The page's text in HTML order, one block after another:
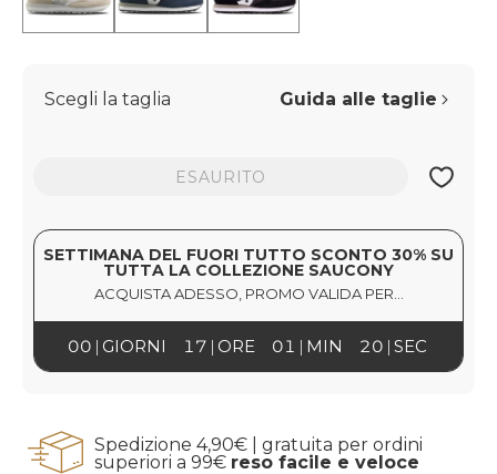
Scegli la taglia Guida alle taglie
ESAURITO
SETTIMANA DEL FUORI TUTTO SCONTO 30% SU
TUTTA LA COLLEZIONE SAUCONY
ACQUISTA ADESSO, PROMO VALIDA PER...
00 17 01 20
GIORNI ORE MIN SEC
Spedizione 4,90€ | gratuita per ordini
superiori a 99€ reso facile e veloce